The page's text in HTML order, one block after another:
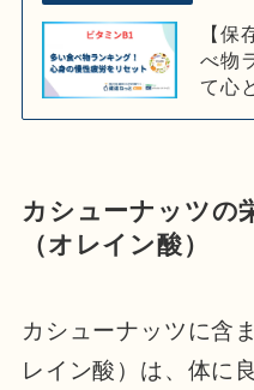
【保
べ物
て心
カシューナッツの
（オレイン酸）
カシューナッツに含
レイン酸）は、体に